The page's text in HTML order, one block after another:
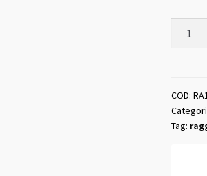
in
acciaio
misura
COD:
Tag: